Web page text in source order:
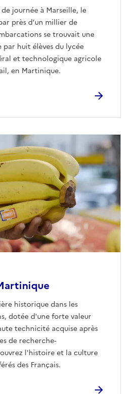
journée à Marseille, le
près d’un millier de
se trouvait une
huit élèves du lycée
et technologique agricole
en Martinique.
historique dans les
dotée d'une forte valeur
technicité acquise après
de recherche-
l'histoire et la culture
des Français.